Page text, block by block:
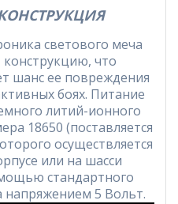
светового меча
что
шанс ее повреждения
боях. Питание
литий-ионного
18650 (поставляется
осуществляется
или на шасси
стандартного
напряжением 5 Вольт.